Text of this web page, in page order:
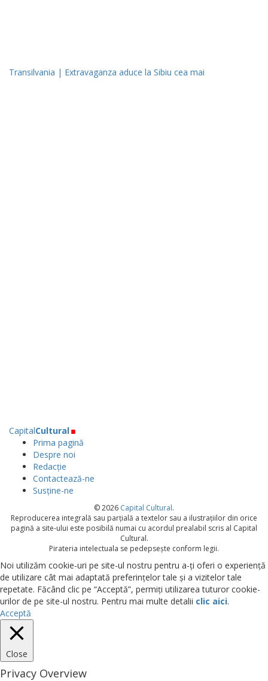
Transilvania | Extravaganza aduce la Sibiu cea mai
CapitalCultural.
Prima pagină
Despre noi
Redacție
Contactează-ne
Susține-ne
© 2026 Capital Cultural.
Reproducerea integrală sau parțială a textelor sau a ilustrațiilor din orice
pagină a site-ului este posibilă numai cu acordul prealabil scris al Capital
Cultural.
Pirateria intelectuala se pedepsește conform legii.
Noi utilizăm cookie-uri pe site-ul nostru pentru a-ți oferi o experiență
de utilizare cât mai adaptată preferințelor tale și a vizitelor tale
repetate. Făcând clic pe “Acceptă”, permiți utilizarea tuturor cookie-
urilor de pe site-ul nostru. Pentru mai multe detalii clic aici.
Acceptă
Close
Privacy Overview